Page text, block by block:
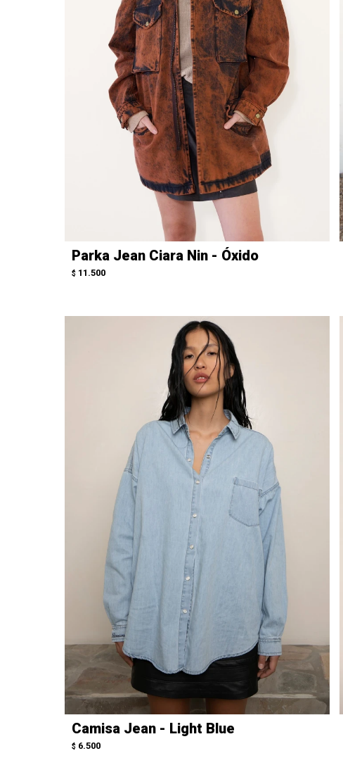
Parka Jean Ciara Nin - Óxido
$ 11.500
Camisa Jean - Light Blue
$ 6.500